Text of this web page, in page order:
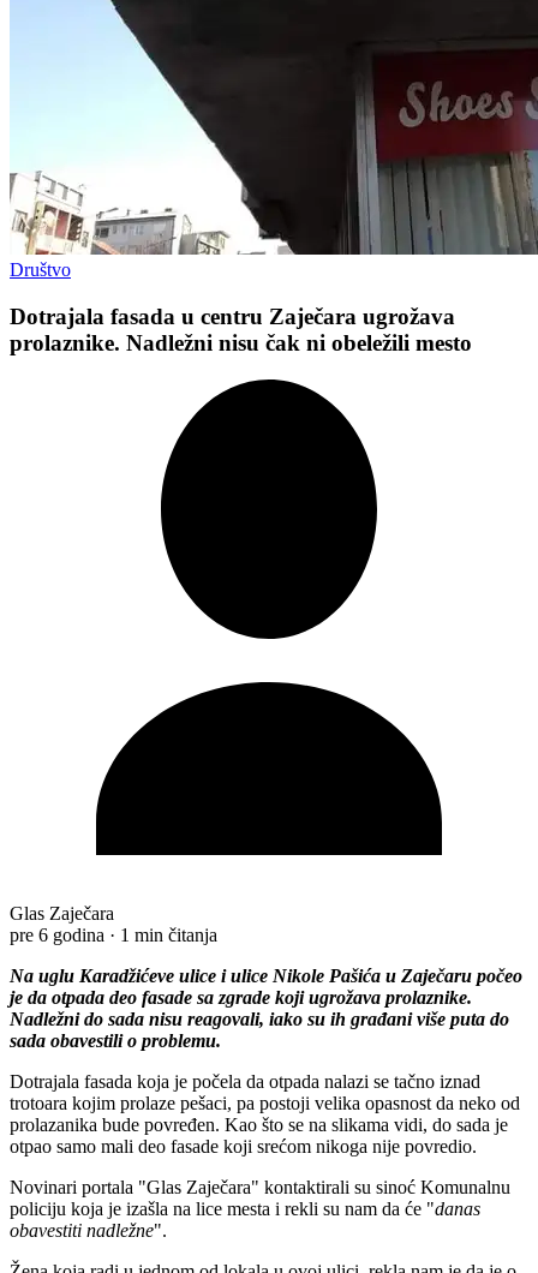
Društvo
Dotrajala fasada u centru Zaječara ugrožava
prolaznike. Nadležni nisu čak ni obeležili mesto
Glas Zaječara
pre 6 godina · 1 min čitanja
Na uglu Karadžićeve ulice i ulice Nikole Pašića u Zaječaru počeo
je da otpada deo fasade sa zgrade koji ugrožava prolaznike.
Nadležni do sada nisu reagovali, iako su ih građani više puta do
sada obavestili o problemu.
Dotrajala fasada koja je počela da otpada nalazi se tačno iznad
trotoara kojim prolaze pešaci, pa postoji velika opasnost da neko od
prolazanika bude povređen. Kao što se na slikama vidi, do sada je
otpao samo mali deo fasade koji srećom nikoga nije povredio.
Novinari portala "Glas Zaječara" kontaktirali su sinoć Komunalnu
policiju koja je izašla na lice mesta i rekli su nam da će "danas
obavestiti nadležne".